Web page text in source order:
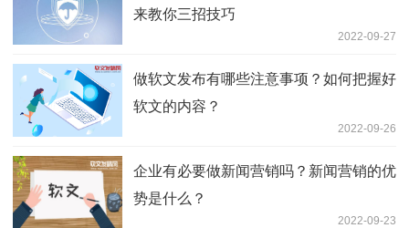
来教你三招技巧
2022-09-27
做软文发布有哪些注意事项？如何把握好
软文的内容？
2022-09-26
企业有必要做新闻营销吗？新闻营销的优
势是什么？
2022-09-23